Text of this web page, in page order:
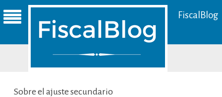
FiscalBlog
Sobre el ajuste secundario